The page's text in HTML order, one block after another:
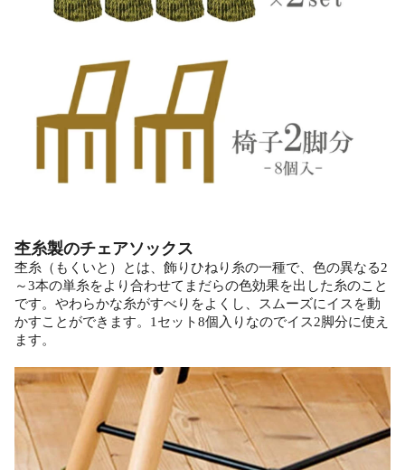
杢糸製のチェアソックス
杢糸（もくいと）とは、飾りひねり糸の一種で、色の異なる2
～3本の単糸をより合わせてまだらの色効果を出した糸のこと
です。やわらかな糸がすべりをよくし、スムーズにイスを動
かすことができます。1セット8個入りなのでイス2脚分に使え
ます。